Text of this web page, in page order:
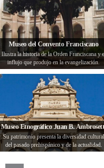
Museo del Convento Franciscano
Ilustra la historia de la Orden Franciscana y
influjo que produjo en la evangelización.
Museo Etnográfico Juan B.
Su patrimonio presenta la diversidad cultural
del pasado prehispánico y de la actualidad.